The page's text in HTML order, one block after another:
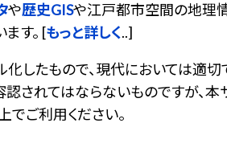
や歴史GISや江戸都市空間の地理
す。 [もっと詳しく..]
したもので、現代においては適
されてはならないものですが、本
でご利用ください。